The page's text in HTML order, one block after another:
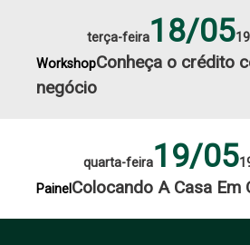
terça-feira18/05
WorkshopConheça o crédito
negócio
quarta-feira19/05
Painel Colocando A Casa Em